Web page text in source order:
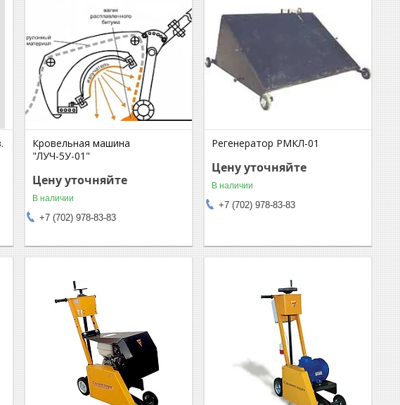
Кровельная машина
"ЛУЧ-5У-01"
Цену уточняйте
В наличии
+7 (702) 978-83-83
Регенератор РМКЛ-01
Цену уточняйте
В наличии
+7 (702) 978-83-83